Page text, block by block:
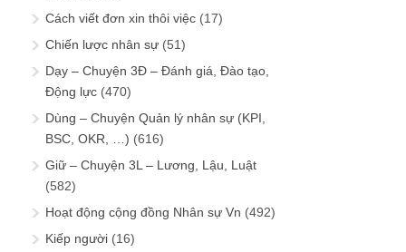
Cách viết đơn xin thôi việc (17)
Chiến lược nhân sự (51)
Dạy – Chuyện 3Đ – Đánh giá, Đào tạo,
Động lực (470)
Dùng – Chuyện Quản lý nhân sự (KPI,
BSC, OKR, …) (616)
Giữ – Chuyện 3L – Lương, Lậu, Luật
(582)
Hoạt động cộng đồng Nhân sự Vn (492)
Kiếp người (16)